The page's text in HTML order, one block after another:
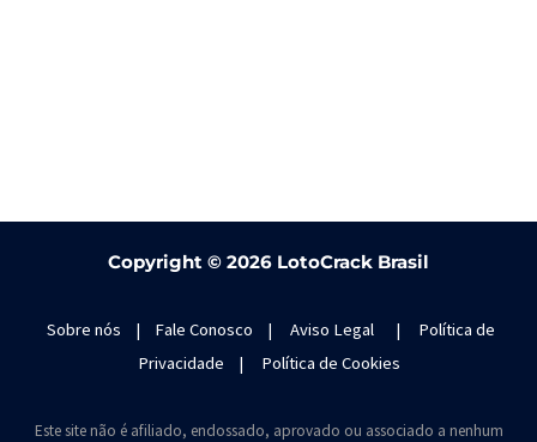
Copyright © 2026 LotoCrack Brasil
Sobre nós | Fale Conosco | Aviso Legal | Política de
Privacidade | Política de Cookies
Este site não é afiliado, endossado, aprovado ou associado a nenhum